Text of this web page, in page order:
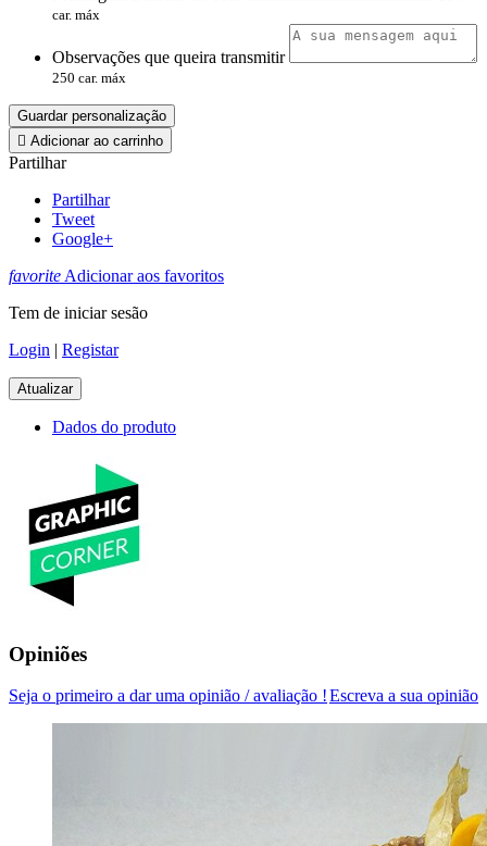
car. máx
Observações que queira transmitir
250 car. máx
Guardar personalização
 Adicionar ao carrinho
Partilhar
Partilhar
Tweet
Google+
favorite Adicionar aos favoritos
Tem de iniciar sesão
Login | Registar
Dados do produto
Opiniões
Escreva a sua opinião
Seja o primeiro a dar uma opinião / avaliação !